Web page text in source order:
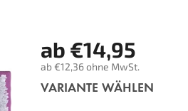
ab €14,95
ab €12,36ohne MwSt.
Verkaufspreis:
VARIANTE WÄHLEN